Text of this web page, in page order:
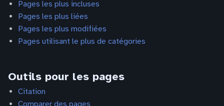
Pages les plus incluses
Pages les plus liées
Pages les plus modifiées
Pages utilisant le plus de catégories
Outils pour les pages
Citation
Comparer des pages